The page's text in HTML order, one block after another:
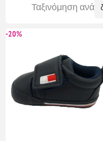
Ταξινόμηση ανά
-20%